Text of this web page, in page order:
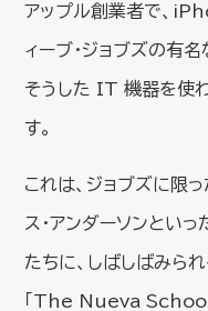
アップル創業者で、
ィーブ・ジョブズの有
そうした IT 機器を使
す。
これは、ジョブズに限
ス・アンダーソンとい
たちに、しばしばみら
「The Nueva School